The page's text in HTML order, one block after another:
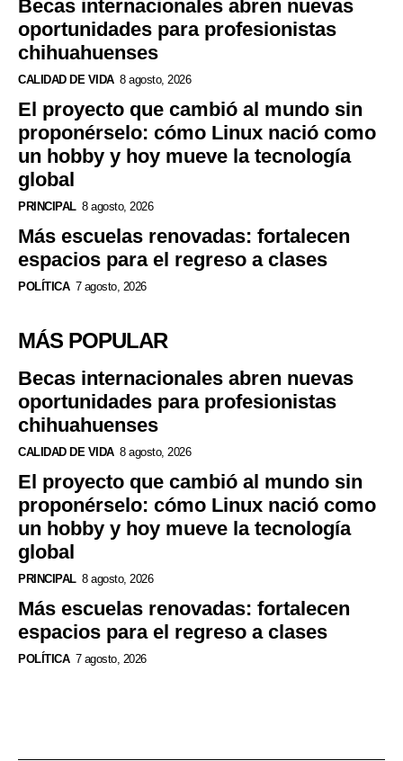
Becas internacionales abren nuevas
oportunidades para profesionistas
chihuahuenses
CALIDAD DE VIDA 8 agosto, 2026
El proyecto que cambió al mundo sin
proponérselo: cómo Linux nació como
un hobby y hoy mueve la tecnología
global
PRINCIPAL 8 agosto, 2026
Más escuelas renovadas: fortalecen
espacios para el regreso a clases
POLÍTICA 7 agosto, 2026
MÁS POPULAR
Becas internacionales abren nuevas
oportunidades para profesionistas
chihuahuenses
CALIDAD DE VIDA 8 agosto, 2026
El proyecto que cambió al mundo sin
proponérselo: cómo Linux nació como
un hobby y hoy mueve la tecnología
global
PRINCIPAL 8 agosto, 2026
Más escuelas renovadas: fortalecen
espacios para el regreso a clases
POLÍTICA 7 agosto, 2026